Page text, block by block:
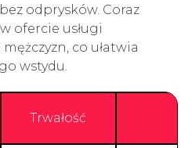
odprysków. Coraz
ofercie usługi
co ułatwia
wstydu.
Trwałość